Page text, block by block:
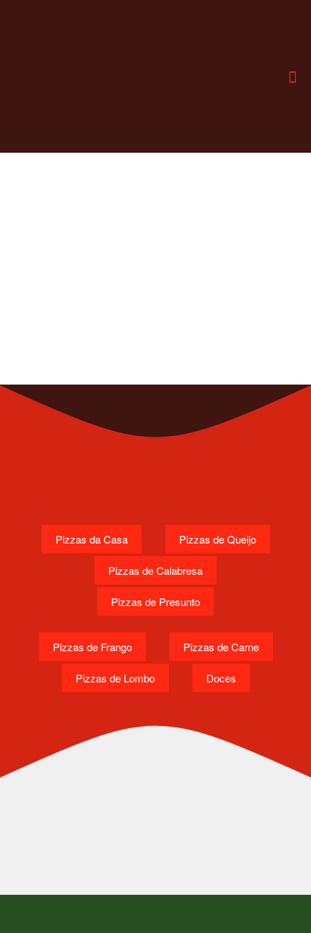
Pizzas da Casa Pizzas de Queijo
Pizzas de Calabresa
Pizzas de Presunto
Pizzas de Frango Pizzas de Carne
Pizzas de Lombo Doces